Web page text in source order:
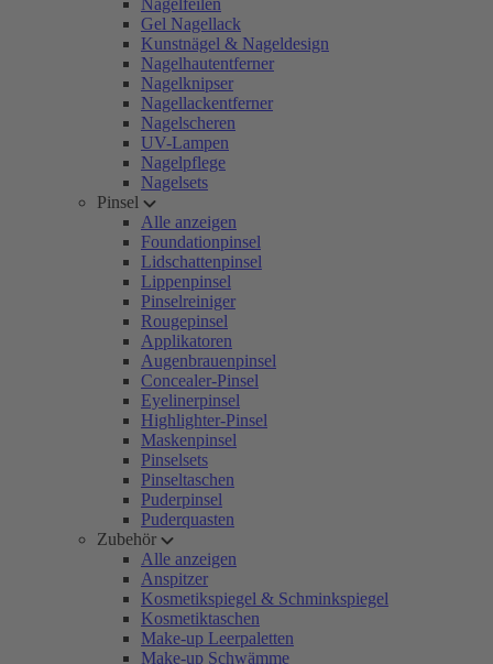
Nagelfeilen
Gel Nagellack
Kunstnägel & Nageldesign
Nagelhautentferner
Nagelknipser
Nagellackentferner
Nagelscheren
UV-Lampen
Nagelpflege
Nagelsets
Pinsel
Alle anzeigen
Foundationpinsel
Lidschattenpinsel
Lippenpinsel
Pinselreiniger
Rougepinsel
Applikatoren
Augenbrauenpinsel
Concealer-Pinsel
Eyelinerpinsel
Highlighter-Pinsel
Maskenpinsel
Pinselsets
Pinseltaschen
Puderpinsel
Puderquasten
Zubehör
Alle anzeigen
Anspitzer
Kosmetikspiegel & Schminkspiegel
Kosmetiktaschen
Make-up Leerpaletten
Make-up Schwämme